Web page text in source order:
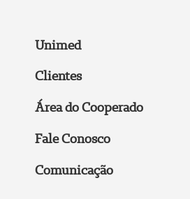
Unimed
Clientes
Área do Cooperado
Fale Conosco
Comunicação